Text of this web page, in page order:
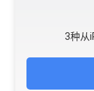
3种从